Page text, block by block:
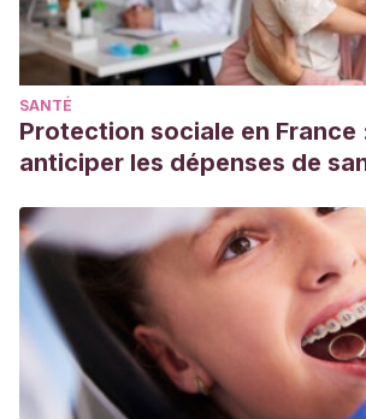
SANTÉ
Protection sociale en France
anticiper les dépenses de